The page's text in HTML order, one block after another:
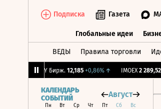
Подписка Газета
Глобальные идеи
ВЕДЫ Правила торговли
CNY Бирж. 12,185 +0,86%↑ IMOEX 2 289,52
КАЛЕНДАРЬ
СОБЫТИЙ
Август
Пн Вт Ср Чт Пт Сб Вс